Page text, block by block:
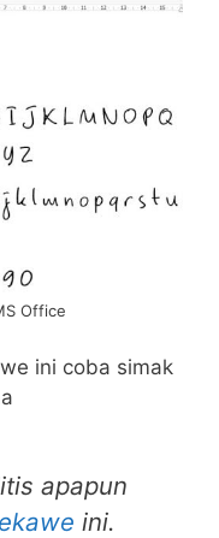
Office
ini coba simak
apapun
ini.